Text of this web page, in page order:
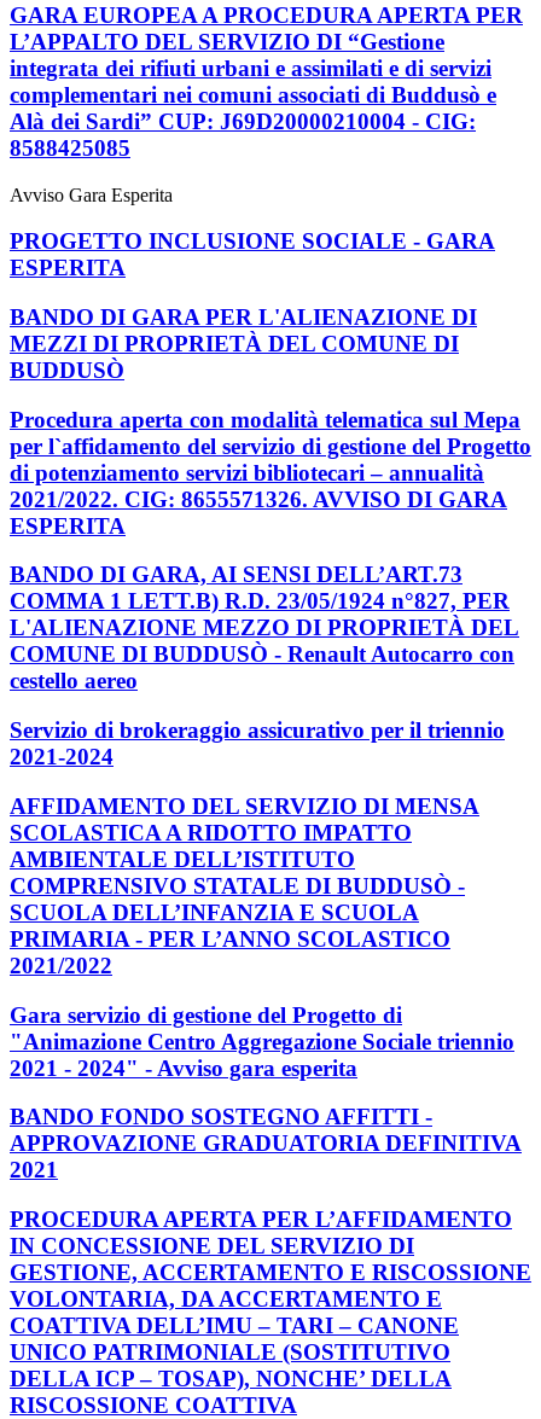
GARA EUROPEA A PROCEDURA APERTA PER
L’APPALTO DEL SERVIZIO DI “Gestione
integrata dei rifiuti urbani e assimilati e di servizi
complementari nei comuni associati di Buddusò e
Alà dei Sardi” CUP: J69D20000210004 - CIG:
8588425085
Avviso Gara Esperita
PROGETTO INCLUSIONE SOCIALE - GARA
ESPERITA
BANDO DI GARA PER L'ALIENAZIONE DI
MEZZI DI PROPRIETÀ DEL COMUNE DI
BUDDUSÒ
Procedura aperta con modalità telematica sul Mepa
per l`affidamento del servizio di gestione del Progetto
di potenziamento servizi bibliotecari – annualità
2021/2022. CIG: 8655571326. AVVISO DI GARA
ESPERITA
BANDO DI GARA, AI SENSI DELL’ART.73
COMMA 1 LETT.B) R.D. 23/05/1924 n°827, PER
L'ALIENAZIONE MEZZO DI PROPRIETÀ DEL
COMUNE DI BUDDUSÒ - Renault Autocarro con
cestello aereo
Servizio di brokeraggio assicurativo per il triennio
2021-2024
AFFIDAMENTO DEL SERVIZIO DI MENSA
SCOLASTICA A RIDOTTO IMPATTO
AMBIENTALE DELL’ISTITUTO
COMPRENSIVO STATALE DI BUDDUSÒ -
SCUOLA DELL’INFANZIA E SCUOLA
PRIMARIA - PER L’ANNO SCOLASTICO
2021/2022
Gara servizio di gestione del Progetto di
"Animazione Centro Aggregazione Sociale triennio
2021 - 2024" - Avviso gara esperita
BANDO FONDO SOSTEGNO AFFITTI -
APPROVAZIONE GRADUATORIA DEFINITIVA
2021
PROCEDURA APERTA PER L’AFFIDAMENTO
IN CONCESSIONE DEL SERVIZIO DI
GESTIONE, ACCERTAMENTO E RISCOSSIONE
VOLONTARIA, DA ACCERTAMENTO E
COATTIVA DELL’IMU – TARI – CANONE
UNICO PATRIMONIALE (SOSTITUTIVO
DELLA ICP – TOSAP), NONCHE’ DELLA
RISCOSSIONE COATTIVA